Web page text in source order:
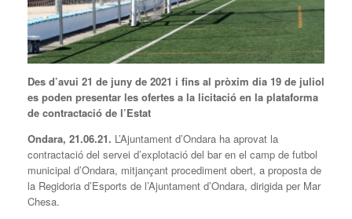
Des d’avui 21 de juny de 2021 i fins al pròxim dia 19 de juliol
es poden presentar les ofertes a la licitació en la plataforma
de contractació de l’Estat
Ondara, 21.06.21. L’Ajuntament d’Ondara ha aprovat la
contractació del servei d’explotació del bar en el camp de futbol
municipal d’Ondara, mitjançant procediment obert, a proposta de
la Regidoria d’Esports de l’Ajuntament d’Ondara, dirigida per Mar
Chesa.